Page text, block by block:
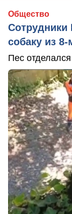
Общество
Сотрудники
собаку из
Пес